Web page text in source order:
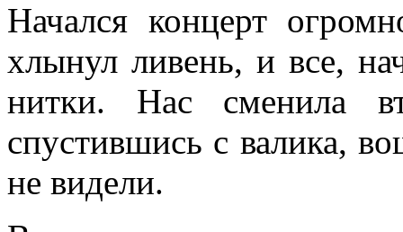
Начался концерт
хлынул ливень, и все,
нитки. Нас сменила
спустившись с валика,
не видели.